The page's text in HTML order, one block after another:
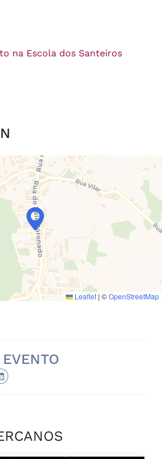
na Escola dos Santeiros
Leaflet | ©OpenStreetMap